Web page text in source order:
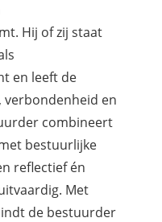
Hij of zij staat
en leeft de
en
combineert
bestuurlijke
reflectief én
Met
de bestuurder